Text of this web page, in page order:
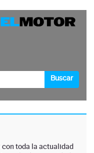
con toda la actualidad